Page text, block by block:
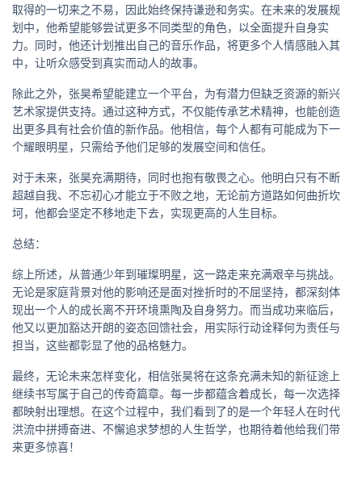
取得的一切来之不易，因此始终保持谦逊和务实。在未来的发展规
划中，他希望能够尝试更多不同类型的角色，以全面提升自身实
力。同时，他还计划推出自己的音乐作品，将更多个人情感融入其
中，让听众感受到真实而动人的故事。
除此之外，张昊希望能建立一个平台，为有潜力但缺乏资源的新兴
艺术家提供支持。通过这种方式，不仅能传承艺术精神，也能创造
出更多具有社会价值的新作品。他相信，每个人都有可能成为下一
个耀眼明星，只需给予他们足够的发展空间和信任。
对于未来，张昊充满期待，同时也抱有敬畏之心。他明白只有不断
超越自我、不忘初心才能立于不败之地，无论前方道路如何曲折坎
坷，他都会坚定不移地走下去，实现更高的人生目标。
总结：
综上所述，从普通少年到璀璨明星，这一路走来充满艰辛与挑战。
无论是家庭背景对他的影响还是面对挫折时的不屈坚持，都深刻体
现出一个人的成长离不开环境熏陶及自身努力。而当成功来临后，
他又以更加豁达开朗的姿态回馈社会，用实际行动诠释何为责任与
担当，这些都彰显了他的品格魅力。
最终，无论未来怎样变化，相信张昊将在这条充满未知的新征途上
继续书写属于自己的传奇篇章。每一步都蕴含着成长，每一次选择
都映射出理想。在这个过程中，我们看到了的是一个年轻人在时代
洪流中拼搏奋进、不懈追求梦想的人生哲学，也期待着他给我们带
来更多惊喜！